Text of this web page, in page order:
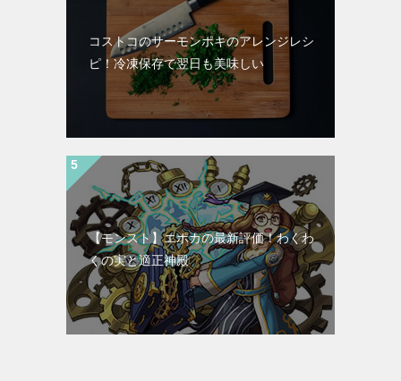
コストコのサーモンポキのアレンジレシ
ピ！冷凍保存で翌日も美味しい
【モンスト】エポカの最新評価！わくわ
くの実と適正神殿